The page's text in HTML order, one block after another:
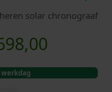
solar chronograaf
H
u
werkdag